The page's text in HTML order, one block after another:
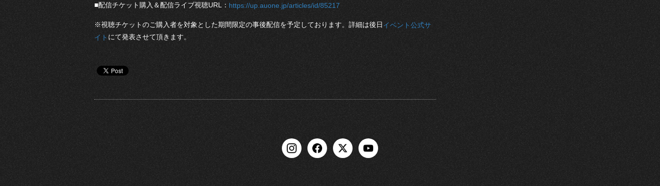
■配信チケット購入＆配信ライブ視聴URL： https://up.auone.jp/articles/id/85217
※視聴チケットのご購入者を対象とした期間限定の事後配信を予定しております。詳細は後日イベント公式サ
イト にて発表させて頂きます。